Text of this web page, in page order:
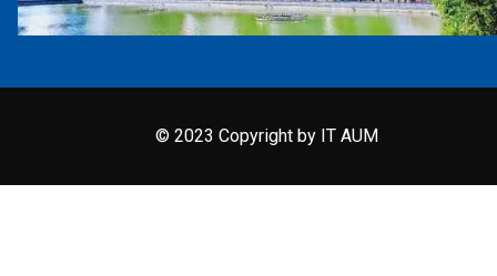
© 2023 Copyright by IT AUM